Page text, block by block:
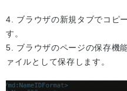
4. ブラウザの新規タブでコピ
す。
5. ブラウザのページの保存機
ァイルとして保存します。